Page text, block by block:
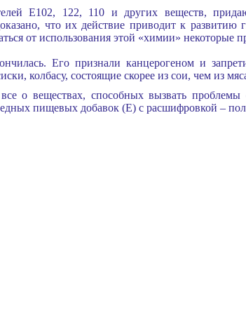
Е102, 122, 110 и других веществ,
что их действие приводит к развитию
от использования этой «химии» некоторые
Его признали канцерогеном и
колбасу, состоящие скорее из сои, чем из
о веществах, способных вызвать проблемы
пищевых добавок (E) с расшифровкой –